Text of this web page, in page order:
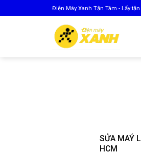
to
Điện Máy Xanh Tận Tâm - Lấy
SỬA MAÝ
HCM